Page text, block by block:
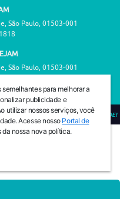
São Paulo, 01503-001
São Paulo, 01503-001
PREVENIR É VIVER COM QUALIDADE!
para melhorar a
publicidade e
utilizar nossos serviços, você
Acesse nosso Portal de
nossa nova política.